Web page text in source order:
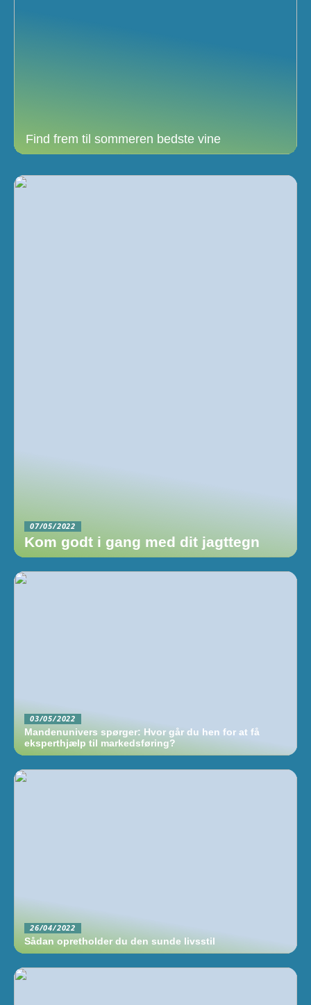
Find frem til sommeren bedste vine
07/05/2022
Kom godt i gang med dit jagttegn
03/05/2022
Mandenunivers spørger: Hvor går du hen for at få
eksperthjælp til markedsføring?
26/04/2022
Sådan opretholder du den sunde livsstil